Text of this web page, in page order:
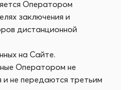
Оператором
заключения и
дистанционной
на Сайте.
Оператором не
и не передаются третьим